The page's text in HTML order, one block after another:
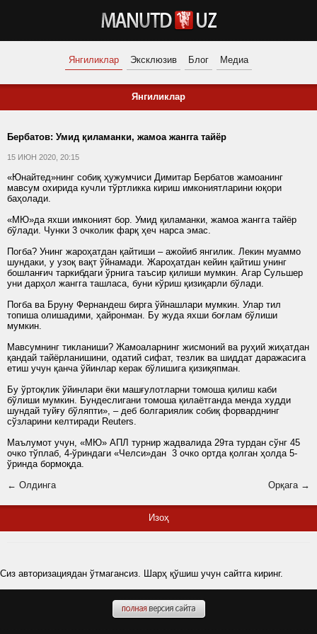
Янгиликлар Эксклюзив Блог Медиа
Янгиликлар
Бербатов: Умид қиламанки, жамоа жангга тайёр
15 ИЮН 2020, 20:15
«Юнайтед»нинг собиқ ҳужумчиси Димитар Бербатов жамоанинг
мавсум охирида кучли тўртликка кириш имкониятларини юқори
баҳолади.
«МЮ»да яхши имконият бор. Умид қиламанки, жамоа жангга тайёр
бўлади. Чунки 3 очколик фарқ ҳеч нарса эмас.
Погба? Унинг жароҳатдан қайтиши – ажойиб янгилик. Лекин муаммо
шундаки, у узоқ вақт ўйнамади. Жароҳатдан кейин қайтиш унинг
бошланғич таркибдаги ўрнига таъсир қилиши мумкин. Агар Сульшер
уни дарҳол жангга ташласа, буни кўриш қизиқарли бўлади.
Погба ва Бруну Фернандеш бирга ўйнашлари мумкин. Улар тил
топиша олишадими, ҳайронман. Бу жуда яхши боғлам бўлиши
мумкин.
Мавсумнинг тикланиши? Жамоаларнинг жисмоний ва руҳий жиҳатдан
қандай тайёрланишини, одатий сифат, тезлик ва шиддат даражасига
етиш учун қанча ўйинлар керак бўлишига қизиқяпман.
Бу ўртоқлик ўйинлари ёки машғулотларни томоша қилиш каби
бўлиши мумкин. Бундеслигани томоша қилаётганда менда худди
шундай туйғу бўляпти», – деб болгариялик собиқ форварднинг
сўзларини келтиради Reuters.
Маълумот учун, «МЮ» АПЛ турнир жадвалида 29та турдан сўнг 45
очко тўплаб, 4-ўриндаги «Челси»дан 3 очко ортда қолган ҳолда 5-
ўринда бормоқда.
← Олдинга
Орқага →
Изоҳ
Сиз авторизациядан ўтмагансиз. Шарҳ қўшиш учун сайтга киринг.